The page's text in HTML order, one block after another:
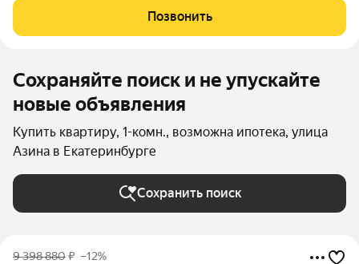
ипотечных средств, есть военная ипотека. Жилая площадь 10
м2, кухня 15.8 м2, отделка
Позвонить
Сохраняйте поиск и не упускайте
новые объявления
Купить квартиру, 1-комн., возможна ипотека, улица
Азина в Екатеринбурге
Сохранить поиск
9 398 880₽ –12%